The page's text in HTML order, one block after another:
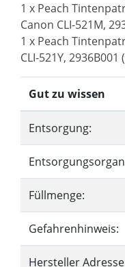
1 x Peach
Canon CLI-521M,
1 x Peach
CLI-521Y, 2936B001
Gut zu wissen
Entsorgung:
Füllmenge:
Gefahrenhinweis:
Hersteller